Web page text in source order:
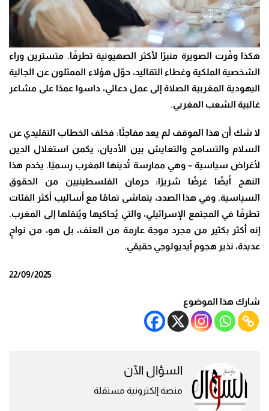
هكذا وفّرت الصويرة منبرًا لأكثر الصهيونية تطرفًا. متسترين وراء
الشخصية الملكية وغطاء التقاليد، حوّل هؤلاء الممثلون عن الجالية
اليهودية المغربية الصلاة إلى عمل دعائي، داسوا عمدًا على مشاعر
غالبية الشعب المغربي.
لا شك أن هذا الموقف لم يعد مفاجئًا: فخلف الخطاب التقليدي عن
السلام والتسامح والتعايش بين الأديان، يكمن استغلال الدين
لأغراض سياسية – وهي ممارسة تُدينها المغرب رسميًا. يخدم هذا
النهج أيضًا غرضًا شريرًا: حرمان الفلسطينيين من الحقوق
السياسية. وفي هذا الصدد، يتماشى تمامًا مع أساليب أكثر الفئات
تطرفًا في المجتمع الإسرائيلي، والتي يُحاكيها ويُنقلها إلى المغرب.
إنه أكثر بكثير من مجرد موجة عارمة من العنف، بل هو، من نواحٍ
عديدة، نذير هجوم أيديولوجي حقيقي.
22/09/2025
شارك هذا الموضوع
السؤال الآن
منصة إلكترونية مستقلة